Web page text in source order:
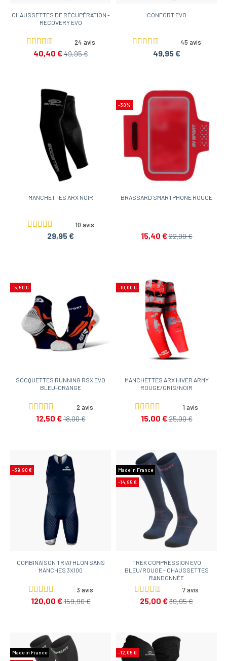
CHAUSSETTES DE RÉCUPÉRATION -
RECOVERY EVO
24 avis
40,40 €49,95 €
CONFORT EVO
45 avis
49,95 €
MANCHETTES ARX NOIR
10 avis
29,95 €
-30%
BRASSARD SMARTPHONE ROUGE
15,40 €22,00 €
-5,50 €
SOCQUETTES RUNNING RSX EVO
BLEU-ORANGE
2 avis
12,50 €18,00 €
-10,00 €
MANCHETTES ARX HIVER ARMY
ROUGE/GRIS/NOIR
1 avis
15,00 €25,00 €
-39,90 €
COMBINAISON TRIATHLON SANS
MANCHES 3X100
3 avis
120,00 €159,90 €
Made in France
-14,95 €
TREK COMPRESSION EVO
BLEU/ROUGE - CHAUSSETTES
RANDONNÉE
7 avis
25,00 €39,95 €
Made in France
-12,05 €